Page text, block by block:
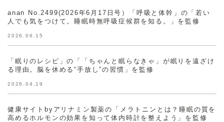
anan No.2499(2026年6月17日号）「呼吸と体幹」の「若い
人でも気をつけて。睡眠時無呼吸症候群を知る。」を監修
2026.06.15
「眠りのレシピ」の「「ちゃんと眠らなきゃ」が眠りを遠ざけ
る理由。脳を休める“手放し”の習慣」を監修
2026.04.19
健康サイトbyアリナミン製薬の「メラトニンとは？睡眠の質を
高めるホルモンの効果を知って体内時計を整えよう」を監修